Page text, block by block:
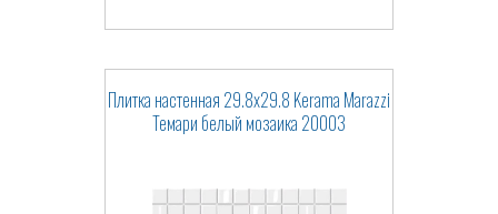
Плитка настенная 29.8x29.8 Kerama Marazzi
Темари белый мозаика 20003